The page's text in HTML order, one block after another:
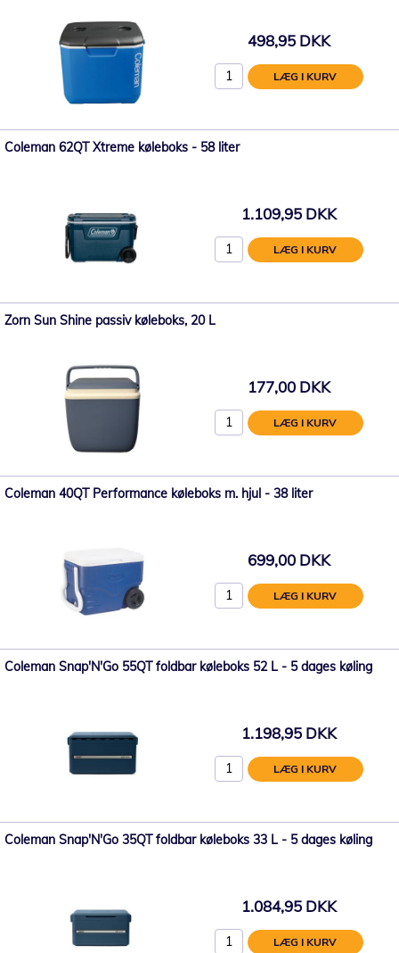
498,95 DKK
LÆG I KURV
Coleman 62QT Xtreme køleboks - 58 liter
1.109,95 DKK
LÆG I KURV
Zorn Sun Shine passiv køleboks, 20 L
177,00 DKK
LÆG I KURV
Coleman 40QT Performance køleboks m. hjul - 38 liter
699,00 DKK
LÆG I KURV
Coleman Snap'N'Go 55QT foldbar køleboks 52 L - 5 dages køling
1.198,95 DKK
LÆG I KURV
Coleman Snap'N'Go 35QT foldbar køleboks 33 L - 5 dages køling
1.084,95 DKK
LÆG I KURV